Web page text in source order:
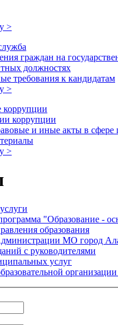
>
граждан на
должностях
требования к кандидатам
>
коррупции
коррупции
и иные акты в сфере
>
"Образование -
образования
МО город
с руководителями
услуг